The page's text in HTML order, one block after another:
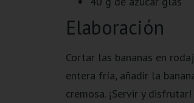
Elaboración
Cortar las bananas en
entera fría, añadir la
cremosa. ¡Servir y disfrutar!